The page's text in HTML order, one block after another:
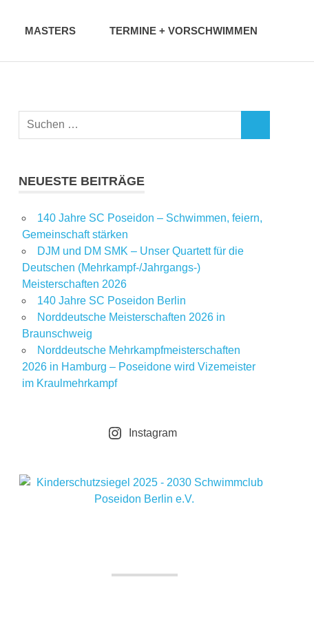
MASTERS TERMINE + VORSCHWIMMEN
NEUESTE BEITRÄGE
140 Jahre SC Poseidon – Schwimmen, feiern,
Gemeinschaft stärken
DJM und DM SMK – Unser Quartett für die
Deutschen (Mehrkampf-/Jahrgangs-)
Meisterschaften 2026
140 Jahre SC Poseidon Berlin
Norddeutsche Meisterschaften 2026 in
Braunschweig
Norddeutsche Mehrkampfmeisterschaften
2026 in Hamburg – Poseidone wird Vizemeister
im Kraulmehrkampf
Instagram